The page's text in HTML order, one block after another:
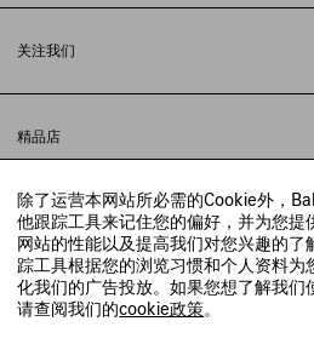
除了运营本网站所必需的Cookie外，
他跟踪工具来记住您的偏好，并为您提
网站的性能以及提高我们对您兴趣的了
踪工具根据您的浏览习惯和个人资料
化我们的广告投放。如果您想了解我们
请查阅我们的cookie政策。
支付
常见问题解答
法律问题
联合国世界粮食计划署
举报平台
关注我们
小红书
精品店
寻找附近的精品店
实时聊天客服
发送邮件
我们将在24小时内给予回复
联系我们：400-610-6018
© 2020 巴黎世家贸易（上海）有限公司